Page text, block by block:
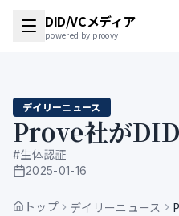
DID/VCメディア
powered by proovy
デイリーニュース
Prove社が
#生体認証
公開日
2025-01-16
トップ デイリーニュース